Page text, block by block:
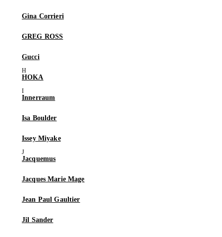
Gina Corrieri
GREG ROSS
Gucci
HOKA
Innerraum
Isa Boulder
Issey Miyake
Jacquemus
Jacques Marie Mage
Jean Paul Gaultier
Jil Sander